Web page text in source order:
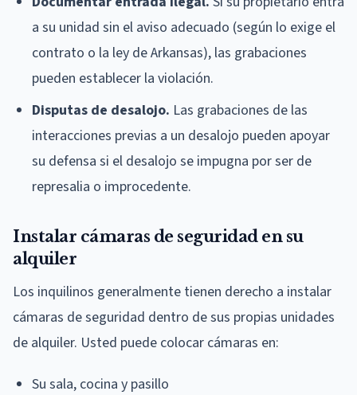
a su unidad sin el aviso adecuado (según lo exige el
contrato o la ley de Arkansas), las grabaciones
pueden establecer la violación.
Disputas de desalojo. Las grabaciones de las
interacciones previas a un desalojo pueden apoyar
su defensa si el desalojo se impugna por ser de
represalia o improcedente.
Instalar cámaras de seguridad en su
alquiler
Los inquilinos generalmente tienen derecho a instalar
cámaras de seguridad dentro de sus propias unidades
de alquiler. Usted puede colocar cámaras en:
Su sala, cocina y pasillo